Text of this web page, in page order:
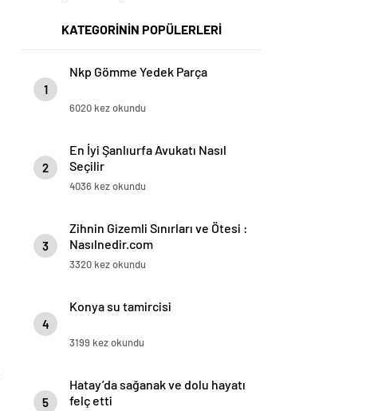
KATEGORİNİN POPÜLERLERİ
1
Nkp Gömme Yedek Parça
6020 kez okundu
2
En İyi Şanlıurfa Avukatı Nasıl
Seçilir
4036 kez okundu
3
Zihnin Gizemli Sınırları ve Ötesi :
Nasılnedir.com
3320 kez okundu
4
Konya su tamircisi
3199 kez okundu
5
Hatay’da sağanak ve dolu hayatı
felç etti